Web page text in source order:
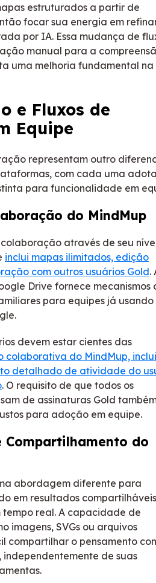
estruturados a partir de
focar sua energia em
por IA. Essa mudança de
manual para a
uma melhoria fundamental na
e Fluxos de
Equipe
representam outro
com cada uma
para funcionalidade em
do MindMup
através de seu
inclui mapas ilimitados, edição
com outros usuários Gold.
Drive fornece mecanismos
para equipes já usando
devem estar cientes das
colaborativa do MindMup,
detalhado de atividade do
. O requisito de que todos os
de assinaturas Gold
para adoção em equipe.
Compartilhamento do
abordagem diferente para
em resultados
real. A capacidade de
imagens, SVGs ou arquivos
compartilhar o pensamento
independentemente de suas